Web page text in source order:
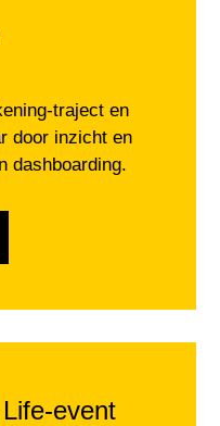
traject en
door inzicht en
dashboarding.
event